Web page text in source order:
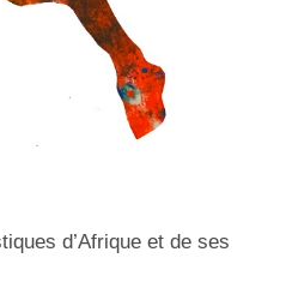
d’Afrique et de ses